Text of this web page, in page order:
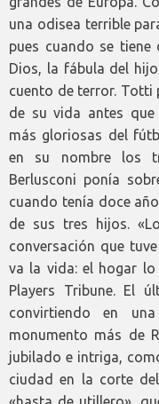
una odisea terrible
pues cuando se
Dios, la fábula del
cuento de terror. Totti
de su vida antes
más gloriosas del
en su nombre los
Berlusconi ponía
cuando tenía doce
de sus tres hijos.
conversación que
va la vida: el hogar
Players Tribune. El
convirtiendo en
monumento más de
jubilado e intriga,
ciudad en la corte